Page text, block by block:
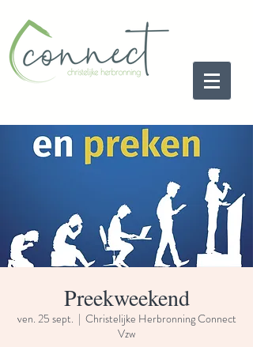
Preekweekend
ven. 25 sept.
  |
Christelijke Herbronning Connect
Vzw